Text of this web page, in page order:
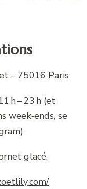
– 75016 Paris
h – 23 h (et
week‑ends, se
glacé.